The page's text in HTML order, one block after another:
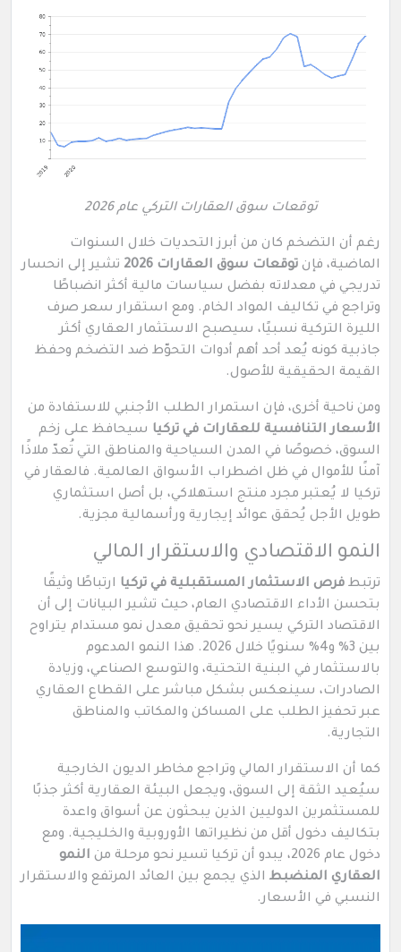
توقعات سوق العقارات التركي عام 2026
رغم أن التضخم كان من أبرز التحديات خلال السنوات
الماضية، فإن توقعات سوق العقارات 2026
تشير إلى انحسار
تدريجي في معدلاته بفضل سياسات مالية أكثر انضباطًا
وتراجع في تكاليف المواد الخام. ومع استقرار سعر صرف
الليرة التركية نسبيًا، سيصبح الاستثمار العقاري أكثر
جاذبية كونه يُعد أحد أهم أدوات التحوّط ضد التضخم وحفظ
القيمة الحقيقية للأصول.
ومن ناحية أخرى، فإن استمرار الطلب الأجنبي للاستفادة من
الأسعار التنافسية للعقارات في تركيا سيحافظ على زخم
السوق، خصوصًا في المدن السياحية والمناطق التي تُعدّ ملاذًا
آمنًا للأموال في ظل اضطراب الأسواق العالمية. فالعقار في
تركيا لا يُعتبر مجرد منتج استهلاكي، بل أصل استثماري
طويل الأجل يُحقق عوائد إيجارية ورأسمالية مجزية.
النمو الاقتصادي والاستقرار المالي
ترتبط فرص الاستثمار المستقبلية في تركيا ارتباطًا وثيقًا
بتحسن الأداء الاقتصادي العام، حيث تشير البيانات إلى أن
الاقتصاد التركي يسير نحو تحقيق معدل نمو مستدام يتراوح
بين 3% و4% سنويًا خلال 2026. هذا النمو المدعوم
بالاستثمار في البنية التحتية، والتوسع الصناعي، وزيادة
الصادرات، سينعكس بشكل مباشر على القطاع العقاري
عبر تحفيز الطلب على المساكن والمكاتب والمناطق
التجارية.
كما أن الاستقرار المالي وتراجع مخاطر الديون الخارجية
سيُعيد الثقة إلى السوق، ويجعل البيئة العقارية أكثر جذبًا
للمستثمرين الدوليين الذين يبحثون عن أسواق واعدة
بتكاليف دخول أقل من نظيراتها الأوروبية والخليجية. ومع
دخول عام 2026، يبدو أن تركيا تسير نحو مرحلة من
النمو
العقاري المنضبط الذي يجمع بين العائد المرتفع والاستقرار
النسبي في الأسعار.